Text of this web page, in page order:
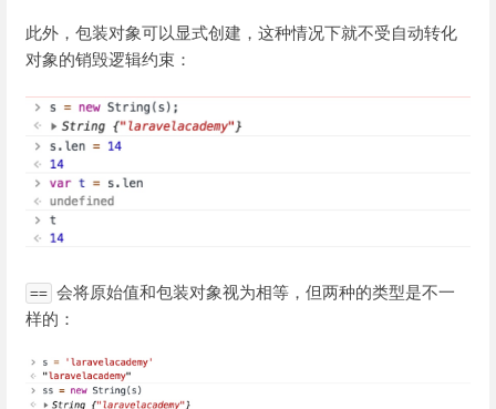
此外，包装对象可以显式创建，这种情况下就不受自动转化
对象的销毁逻辑约束：
== 会将原始值和包装对象视为相等，但两种的类型是不一
样的：